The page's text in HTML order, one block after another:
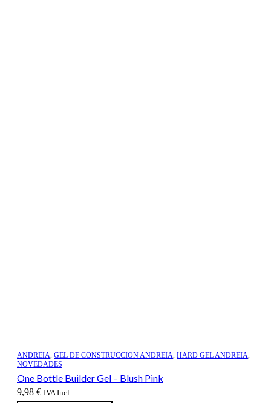
ANDREIA, GEL DE CONSTRUCCION ANDREIA, HARD GEL ANDREIA,
NOVEDADES
One Bottle Builder Gel – Blush Pink
9,98 € IVA Incl.